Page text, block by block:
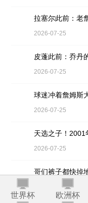
2026-07-25
2026-07-25
球迷冲着詹姆斯
2026-07-25
2026-07-25
哥们裤子都快掉
2026-07-21
世界杯 欧洲杯